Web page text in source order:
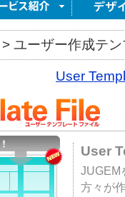
> ユーザー作成テ
User
User
JUGEM
方々が